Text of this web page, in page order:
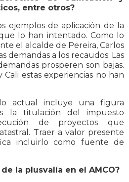
entre otros?
ejemplos de aplicación de la
lo han intentado. Como lo
el alcalde de Pereira, Carlos
demandas a los recaudos. Las
prosperen son bajas.
estas experiencias no han
actual incluye una figura
la titulación del impuesto
de proyectos que
Traer a valor presente
incluirlo como fuente de
la plusvalía en el AMCO?